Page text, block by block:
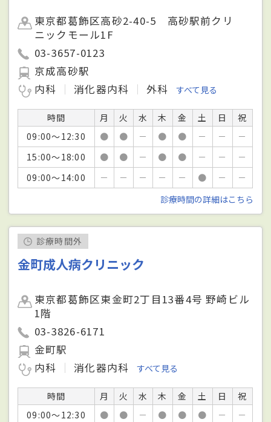
東京都葛飾区高砂2-40-5 高砂駅前クリ
ニックモール1F
03-3657-0123
京成高砂駅
内科
消化器内科 外科 すべて見る
時間 月 火 水 木 金 土 日
祝
09:00～12:30
● ● － ● ● － －
－
15:00～18:00
● ● － ● ● － －
－
09:00～14:00
－ － － － － ● －
－
診療時間の詳細はこちら
診療時間外
金町成人病クリニック
東京都葛飾区東金町2丁目13番4号 野崎ビル
1階
03-3826-6171
金町駅
内科
消化器内科 すべて見る
時間 月 火 水 木 金 土 日
祝
09:00～12:30
● ● － ● ● ● －
－